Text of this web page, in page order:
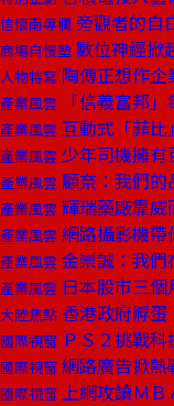
信懷南專欄 旁觀者的自
商場自慢塾 數位神經掀
人物特寫 陶傳正想作企
產業風雲 「信義富邦
產業風雲 互動式「菲
產業風雲 少年司機擁有
產業風雲 顧奈：我們
產業風雲 輝瑞藥廠靠威
產業風雲 網路攝影機
產業風雲 金崇誠：我
產業風雲 日本股市三
大陸焦點 香港政府孵
國際視窗 ＰＳ２挑戰
國際視窗 網路廣告掀熱
國際視窗 上網攻讀ＭＢ